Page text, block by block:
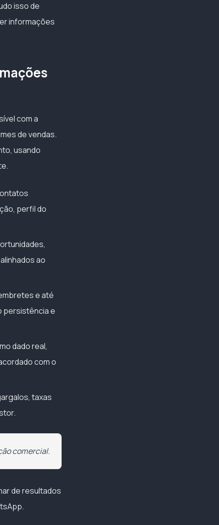
isso de
informações
com a
de vendas.
usando
perfil do
ao
e até
persistência e
dado real,
com o
taxas
comercial.
de resultados